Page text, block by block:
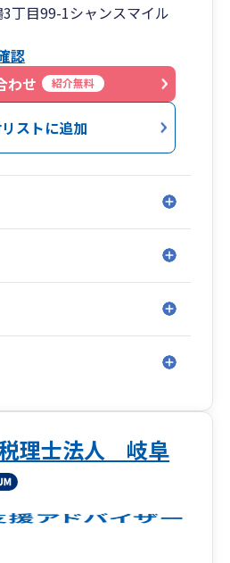
を、具体的な次の一手へと
。
束】
ート
ートで経営状況を「見える
具体的な目標設定や資金繰
型」パートナー
事業の悩みからプライベー
ざっくばらんに話せる、温
ポート
開業手続きから融資相談、
スタートアップ期を強力に
や経理に関する素朴な疑問
ます。お客様が本業に専念
ひお手伝いさせてくださ
全国対応。
丁目99-1シャンスマイル
認
わせ
紹介無料
ストに追加
理士法人 岐阜